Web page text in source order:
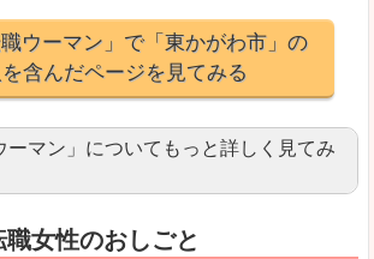
職ウーマン」で「東かがわ市」の
含んだページを見てみる
ーマン」についてもっと詳しく見てみ
女性のおしごと